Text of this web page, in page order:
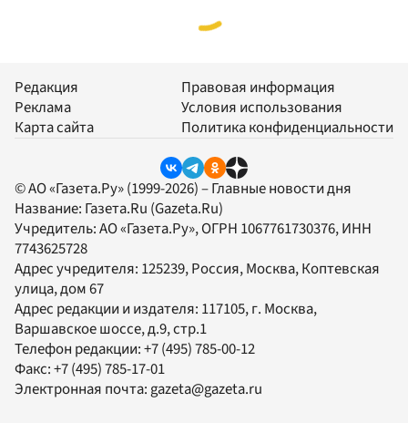
Редакция
Реклама
Карта сайта
Правовая информация
Условия использования
Политика конфиденциальности
© АО «Газета.Ру» (1999-2026) – Главные новости дня
Название: Газета.Ru (Gazeta.Ru)
Учредитель:АО «Газета.Ру», ОГРН 1067761730376, ИНН
7743625728
Адрес учредителя: 125239, Россия, Москва, Коптевская
улица, дом 67
Адрес редакции и издателя: 117105, г. Москва,
Варшавское шоссе, д.9, стр.1
Телефон редакции:+7 (495) 785-00-12
Факс:+7 (495) 785-17-01
Электронная почта: gazeta@gazeta.ru